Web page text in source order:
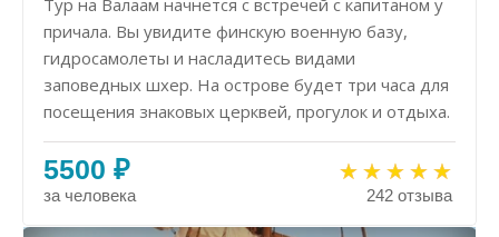
Тур на Валаам начнется с встречей с капитаном у
причала. Вы увидите финскую военную базу,
гидросамолеты и насладитесь видами
заповедных шхер. На острове будет три часа для
посещения знаковых церквей, прогулок и отдыха.
5500 ₽
за человека 242 отзыва